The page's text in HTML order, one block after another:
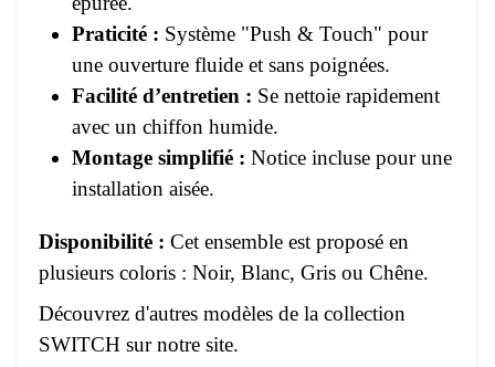
Praticité : Système "Push & Touch" pour
une ouverture fluide et sans poignées.
Facilité d’entretien : Se nettoie rapidement
avec un chiffon humide.
Montage simplifié : Notice incluse pour une
installation aisée.
Disponibilité : Cet ensemble est proposé en
plusieurs coloris : Noir, Blanc, Gris ou Chêne.
Découvrez d'autres modèles de la collection
SWITCH sur notre site.